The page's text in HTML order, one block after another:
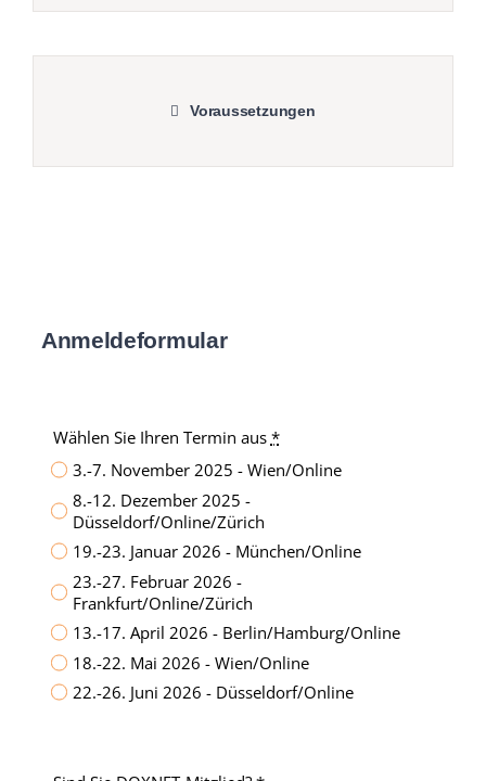
Voraussetzungen
Anmeldeformular
Wählen Sie Ihren Termin aus *
3.-7. November 2025 - Wien/Online
8.-12. Dezember 2025 -
Düsseldorf/Online/Zürich
19.-23. Januar 2026 - München/Online
23.-27. Februar 2026 -
Frankfurt/Online/Zürich
13.-17. April 2026 - Berlin/Hamburg/Online
18.-22. Mai 2026 - Wien/Online
22.-26. Juni 2026 - Düsseldorf/Online